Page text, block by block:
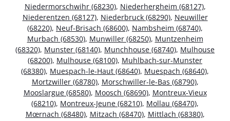
Niedermorschwihr (68230), Niederhergheim (68127),
Niederentzen (68127), Niederbruck (68290), Neuwiller
(68220), Neuf-Brisach (68600), Nambsheim (68740),
Murbach (68530), Munwiller (68250), Muntzenheim
(68320), Munster (68140), Munchhouse (68740), Mulhouse
(68200), Mulhouse (68100), Muhlbach-sur-Munster
(68380), Muespach-le-Haut (68640), Muespach (68640),
Mortzwiller (68780), Morschwiller-le-Bas (68790),
Mooslargue (68580), Moosch (68690), Montreux-Vieux
(68210), Montreux-Jeune (68210), Mollau (68470),
Mœrnach (68480), Mitzach (68470), Mittlach (68380),